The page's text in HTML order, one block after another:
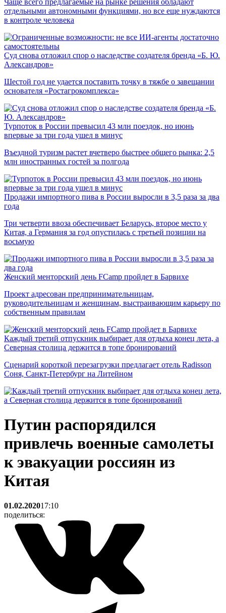
Чаще всего предлагаемые на рынке решения обладают
отдельными автономными функциями, но все еще нуждаются
в контроле человека
Суд снова отложил спор о наследстве создателя бренда «Б. Ю.
Александров»
Шестой год не удается поставить точку в тяжбе о завещании
основателя «Ростагрокомплекса»
Турпоток в России превысил 43 млн поездок, но июнь
впервые за три года ушел в минус
Въездной туризм растет вчетверо быстрее общего рынка: 2,5
млн иностранных гостей за полгода
Продажи импортного пива в России выросли в 3,5 раза за два
года
Три четверти ввоза обеспечивает Беларусь, второе место у
Китая, а Германия за год опустилась с третьей позиции на
восьмую
Женский менторский день FCamp пройдет в Барвихе
Проект адресован предпринимательницам,
руководительницам и женщинам, выстраивающим карьеру по
собственным правилам
Каждый третий отпускник выбирает для отдыха конец лета, а
Северная столица держится в топе бронирований
Сценарий короткой перезагрузки предлагает отель Radisson
Соня, Санкт-Петербург на Литейном
Путин распорядился
привлечь военные самолеты
к эвакуации россиян из
Китая
01.02.202017:10
поделиться: